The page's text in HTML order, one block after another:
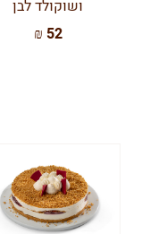
ושוקולד לבן
52 ₪